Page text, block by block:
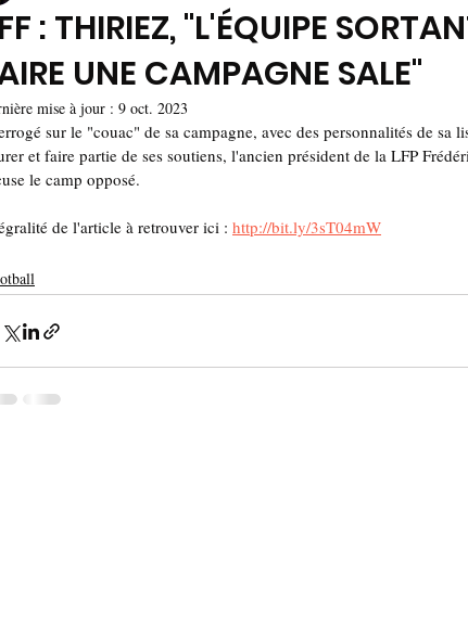
: THIRIEZ, "L'ÉQUIPE
UNE CAMPAGNE SALE"
mise à jour : 9 oct. 2023
sur le "couac" de sa campagne, avec des personnalités de sa
et faire partie de ses soutiens, l'ancien président de la LFP
le camp opposé.
de l'article à retrouver ici : http://bit.ly/3sT04mW